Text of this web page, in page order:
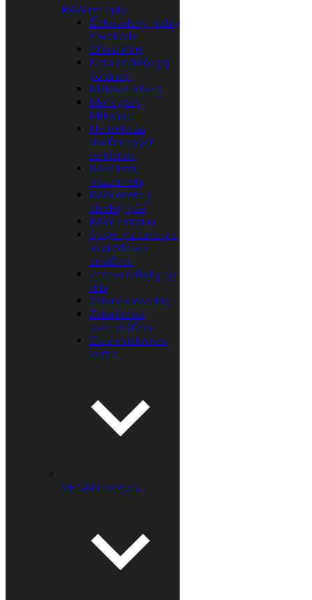
RAW recepty
Čokoládový puding
z avokáda
Chia puding
Kaša z naklíčenej
pohánky
Makové mlieko
Moringový
Milkshake
Nátierka zo
slnečnicových
semienok
RAW kešu
mozzarrela
RAW rizoto z
divokej ryže
RAW zmrzlina
Špagety z cukety s
avokádovou
omáčkou
Zdravé raňajky do
skla
Zelené smoothie
Zeleninovo-
ovocné šťavy
Zlaté mlieko raw
verzia
VEGAN recepty